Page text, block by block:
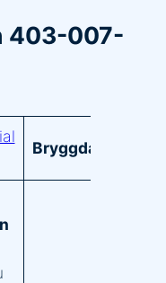
403-007-
Bryggdatum: